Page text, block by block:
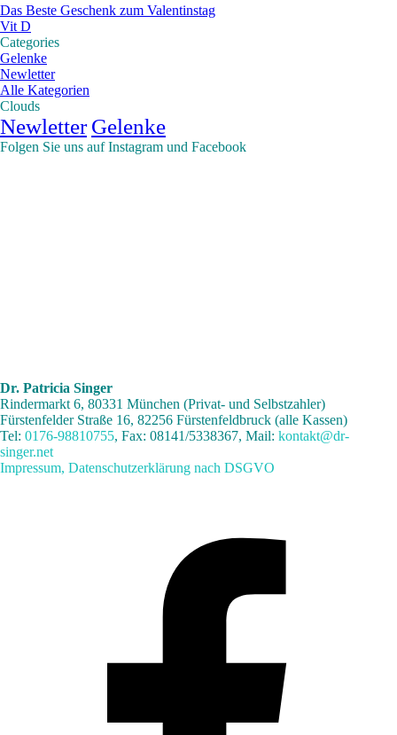
Das Beste Geschenk zum Valentinstag
Vit D
Categories
Gelenke
Newletter
Alle Kategorien
Clouds
Newletter Gelenke
Folgen Sie uns auf Instagram und Facebook
Dr. Patricia Singer
Rindermarkt 6, 80331 München (Privat- und Selbstzahler)
Fürstenfelder Straße 16, 82256 Fürstenfeldbruck (alle Kassen)
Tel: 0176-98810755, Fax: 08141/5338367, Mail: kontakt@dr-
singer.net
Impressum, Datenschutzerklärung nach DSGVO